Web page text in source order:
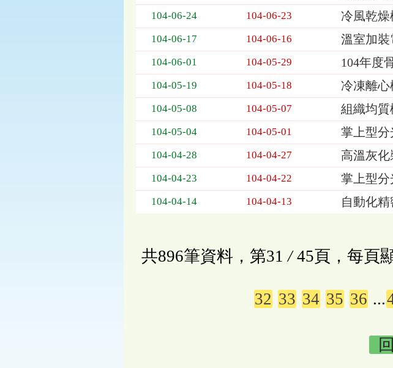
104-06-24 104-06-23 冷風乾燥
104-06-17 104-06-16 溫室加
104-06-01 104-05-29 104年度
104-05-19 104-05-18 冷凍離心
104-05-08 104-05-07 組織均質
104-05-04 104-05-01 掌上型分
104-04-28 104-04-27 高溫灰化
104-04-23 104-04-22 掌上型分
104-04-14 104-04-13 自動化
共896筆資料，第31 /45頁，每頁
32 33 34 35 36 ...